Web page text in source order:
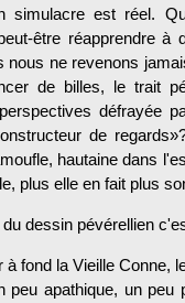
simulacre est réel.
être réapprendre
nous ne revenons
de billes, le trait
défrayée
de
hautaine dans
plus elle en fait plus
dessin pévérellien
fond la Vieille Conne,
peu apathique, un peu